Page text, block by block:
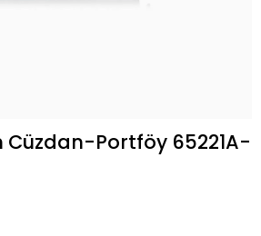
Cüzdan-Portföy 65221A-